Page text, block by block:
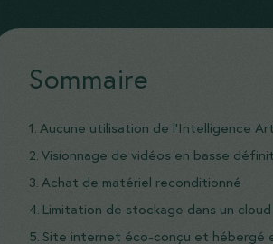
Sommaire
Aucune utilisation de l’Intelligence
Visionnage de vidéos en basse
Achat de matériel reconditionné
Limitation de stockage dans un cloud
Site internet éco-conçu et hébergé